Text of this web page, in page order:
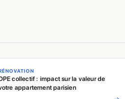
collectif : impact sur la valeur de
appartement parisien